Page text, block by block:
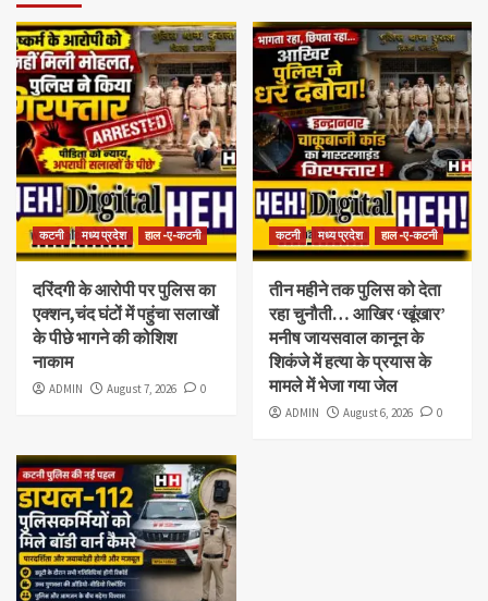
कटनी मध्य प्रदेश हाल -ए-कटनी
दरिंदगी के आरोपी पर पुलिस का
एक्शन,चंद घंटों में पहुंचा सलाखों
के पीछे भागने की कोशिश
नाकाम
ADMIN August 7, 2026 0
कटनी मध्य प्रदेश हाल -ए-कटनी
तीन महीने तक पुलिस को देता
रहा चुनौती… आखिर ‘खूंखार’
मनीष जायसवाल कानून के
शिकंजे में हत्या के प्रयास के
मामले में भेजा गया जेल
ADMIN August 6, 2026 0